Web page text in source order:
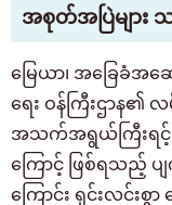
အစုတ်အပြဲများ
မြေယာ၊ အခြေခံအ
ရေး ဝန်ကြီးဌာန၏
အသက်အရွယ်ကြီးရင့်
ကြောင့် ဖြစ်ရသည့် ပ
ကြောင်း ရှင်းလင်းစွ